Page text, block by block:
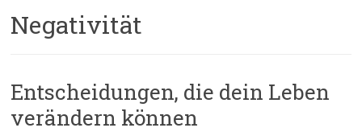
Negativität
Entscheidungen, die dein Leben
verändern können